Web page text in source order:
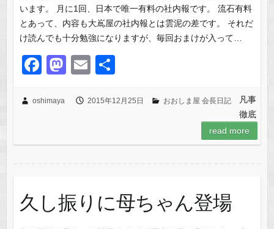
います。 月に1回、日本で唯一有料の社内報です。 流石有料
とあって、内容も大嶌屋の社内報とは雲泥の差です。 それだ
け読んでも十分勉強になりますが、毎回おまけが入って…
F
c
b
k
M
st
d
E
ail
oshimaya 2015年12月25日 おおしま屋 会長日記
凡事
徹底
read more
久し振りに母ちゃん登場